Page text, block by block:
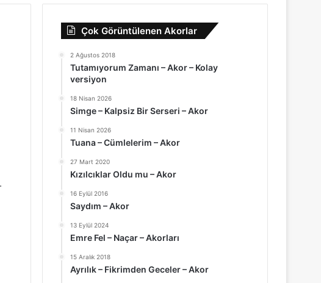
Çok Görüntülenen Akorlar
2 Ağustos 2018
Tutamıyorum Zamanı – Akor – Kolay
versiyon
18 Nisan 2026
Simge – Kalpsiz Bir Serseri – Akor
11 Nisan 2026
Tuana – Cümlelerim – Akor
27 Mart 2020
Kızılcıklar Oldu mu – Akor
16 Eylül 2016
Saydım – Akor
13 Eylül 2024
Emre Fel – Naçar – Akorları
15 Aralık 2018
Ayrılık – Fikrimden Geceler – Akor